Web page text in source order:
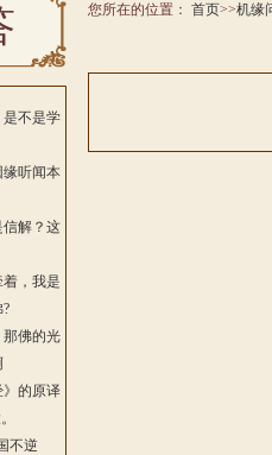
是不是学
缘听闻本
信解？这
，我是
那佛的光
》的原译
不逆
您所在的位置： 首页>>机缘